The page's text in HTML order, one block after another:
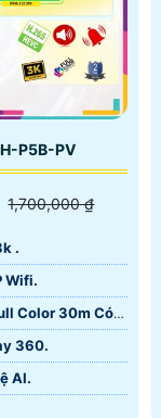
P5B-PV
1,700,000 ₫
.
Wifi.
Color 30m Có
360.
AI.